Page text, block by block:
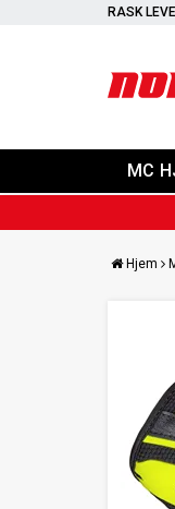
RASK
MC
Hjem